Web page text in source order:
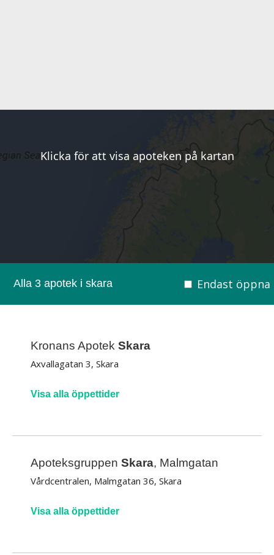
Klicka för att visa apoteken på kartan
Alla 3 apotek i skara Endast
Kronans Apotek Skara
Axvallagatan 3, Skara
Visa alla öppettider
Apoteksgruppen Skara, Malmgatan
Vårdcentralen, Malmgatan 36, Skara
Visa alla öppettider